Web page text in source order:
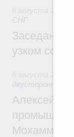
СНГ
Заседание
узком
двусторонней
Алексей